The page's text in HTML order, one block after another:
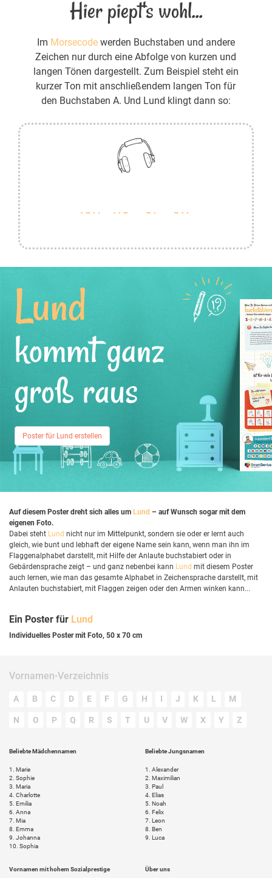
Hier piept's wohl...
Im Morsecodewerden Buchstaben und andere
Zeichen nur durch eine Abfolge von kurzen und
langen Tönen dargestellt. Zum Beispiel steht ein
kurzer Ton mit anschließendem langen Ton für
den Buchstaben A. Und Lund klingt dann so:
Lund
kommt ganz
groß raus
Poster für Lund erstellen
Auf diesem Poster dreht sich alles um Lund – auf Wunsch sogar mit dem
eigenen Foto.
Dabei steht Lund nicht nur im Mittelpunkt, sondern sie oder er lernt auch
gleich, wie bunt und lebhaft der eigene Name sein kann, wenn man ihn im
Flaggenalphabet darstellt, mit Hilfe der Anlaute buchstabiert oder in
Gebärdensprache zeigt – und ganz nebenbei kann Lund mit diesem Poster
auch lernen, wie man das gesamte Alphabet in Zeichensprache darstellt, mit
Anlauten buchstabiert, mit Flaggen zeigen oder den Armen winken kann...
Ein Poster für Lund
Individuelles Poster mit Foto, 50 x 70 cm
Vornamen-Verzeichnis
A B C D E F G H I J K L M
N O P Q R S T U V W X Y Z
Beliebte Mädchennamen
1.
Marie
2. Sophie
3. Maria
4. Charlotte
5. Emilia
6. Anna
7. Mia
8. Emma
9. Johanna
10. Sophia
Beliebte Jungsnamen
1.
Alexander
2. Maximilian
3. Paul
4. Elias
5. Noah
6. Felix
7. Leon
8. Ben
9. Luca
Vornamen mit hohem Sozialprestige Über uns